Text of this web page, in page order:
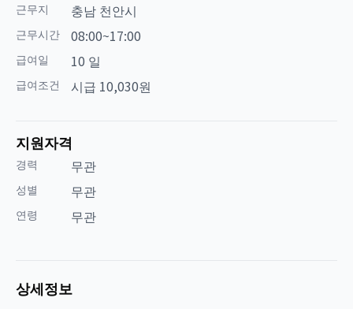
근무지 충남 천안시
근무시간 08:00~17:00
급여일 10 일
급여조건 시급 10,030원
지원자격
경력 무관
성별 무관
연령 무관
상세정보